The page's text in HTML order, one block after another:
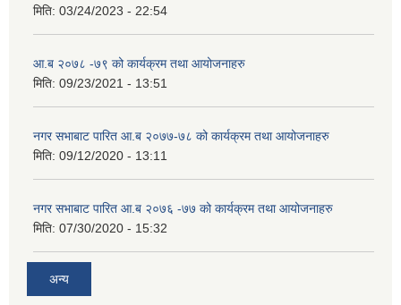
मिति: 03/24/2023 - 22:54
आ.ब २०७८ -७९ को कार्यक्रम तथा आयोजनाहरु
मिति: 09/23/2021 - 13:51
नगर सभाबाट पारित आ.ब २०७७-७८ को कार्यक्रम तथा आयोजनाहरु
मिति: 09/12/2020 - 13:11
नगर सभाबाट पारित आ.ब २०७६ -७७ को कार्यक्रम तथा आयोजनाहरु
मिति: 07/30/2020 - 15:32
अन्य